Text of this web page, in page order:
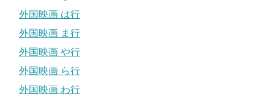
外国映画 は行
外国映画 ま行
外国映画 や行
外国映画 ら行
外国映画 わ行